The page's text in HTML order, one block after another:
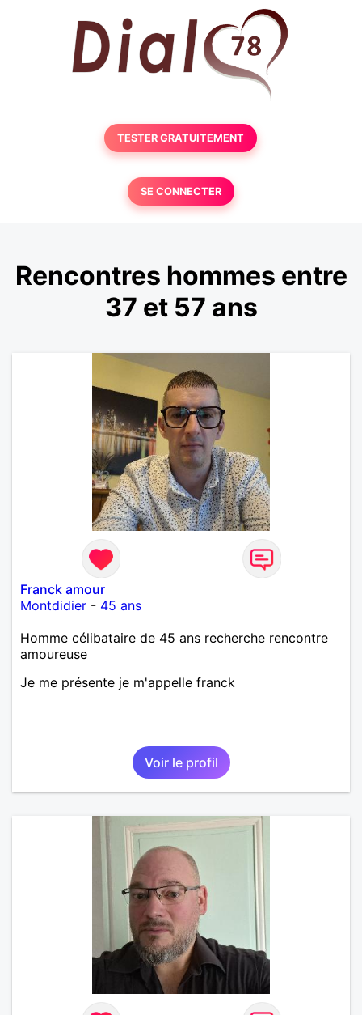
TESTER GRATUITEMENT
SE CONNECTER
Rencontres hommes entre
37 et 57 ans
Franck amour
Montdidier - 45 ans
Homme célibataire de 45 ans recherche rencontre
amoureuse
Je me présente je m'appelle franck
Voir le profil